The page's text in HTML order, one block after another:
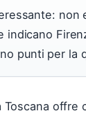
non
indicano
punti per la
Toscana offre